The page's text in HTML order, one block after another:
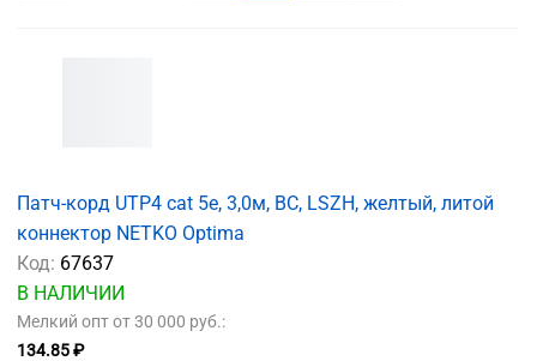
Патч-корд UTP4 cat 5e, 3,0м, ВС, LSZH, желтый, литой
коннектор NETKO Optima
Код: 67637
В НАЛИЧИИ
Мелкий опт от 30 000 руб.:
134.85 ₽